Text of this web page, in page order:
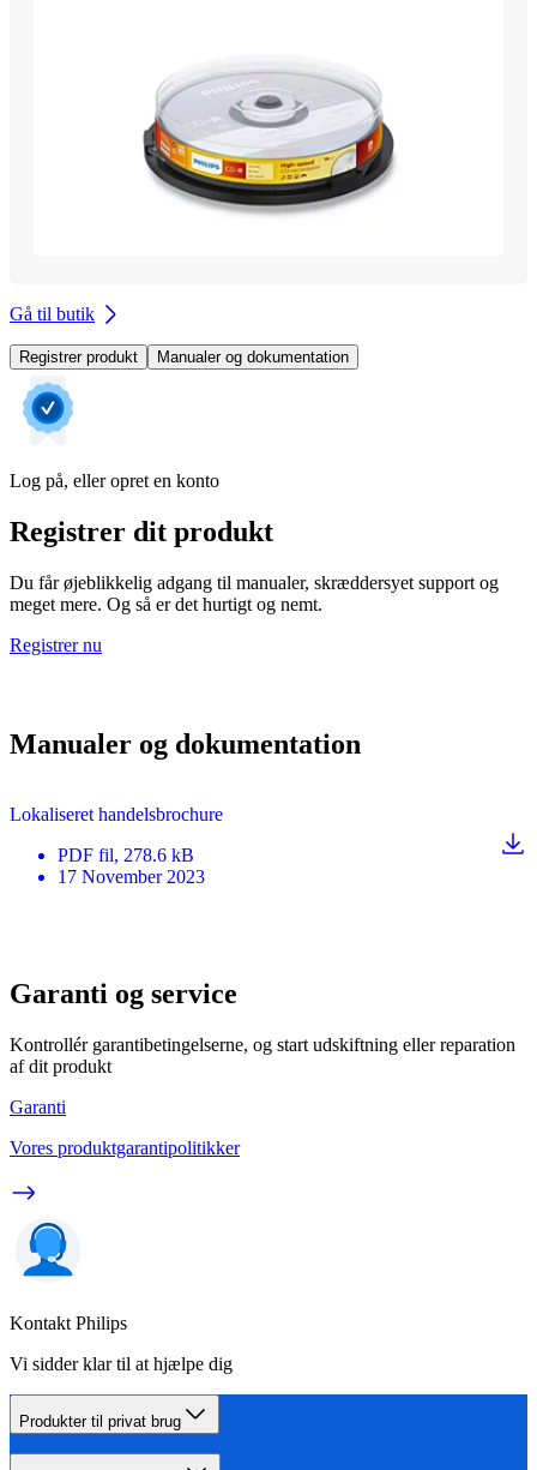
Gå til butik
Registrer produkt Manualer og dokumentation
Log på, eller opret en konto
Registrer dit produkt
Du får øjeblikkelig adgang til manualer, skræddersyet support og
meget mere. Og så er det hurtigt og nemt.
Registrer nu
Manualer og dokumentation
Lokaliseret handelsbrochure
PDF fil, 278.6 kB
17 November 2023
Garanti og service
Kontrollér garantibetingelserne, og start udskiftning eller reparation
af dit produkt
Garanti
Vores produktgarantipolitikker
Kontakt Philips
Vi sidder klar til at hjælpe dig
Produkter til privat brug